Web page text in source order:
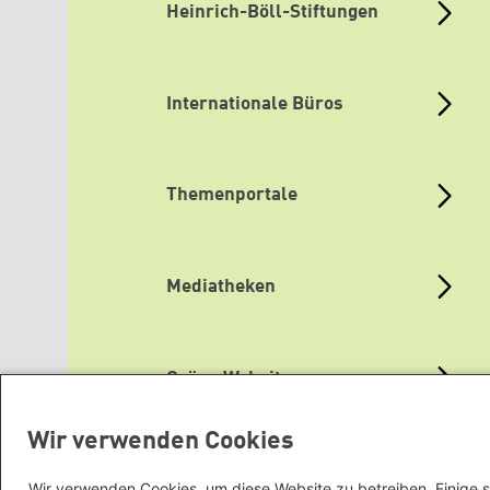
Heinrich-Böll-Stiftungen
Internationale Büros
Themenportale
Mediatheken
Grüne Websites
Wir verwenden Cookies